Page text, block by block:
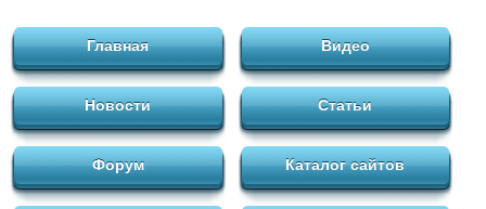
Главная Видео
Новости Статьи
Форум Каталог сайтов